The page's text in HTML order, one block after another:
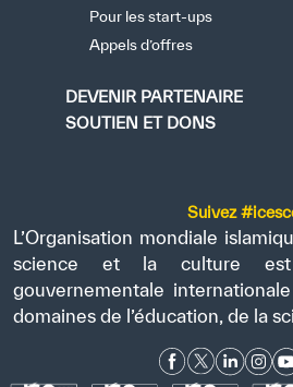
Pour les start-ups
Appels d’offres
DEVENIR PARTENAIRE
SOUTIEN ET DONS
Suivez
L’Organisation mondiale
science et la culture est
gouvernementale
domaines de l’éducation, de la